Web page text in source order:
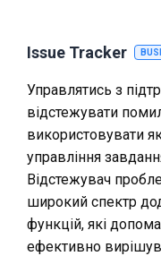
Issue Tracker
Управлятись з
відстежувати
використовувати
управління
Відстежувач
широкий спектр
функцій, які
ефективно